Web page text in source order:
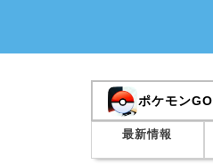
ポケモン
最新情報